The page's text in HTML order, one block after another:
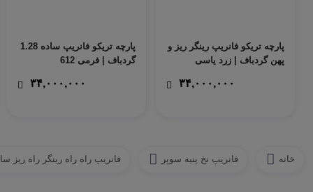
پارچه تریکو فانریپ رینگر ریز و
پهن گردباف | زرد یاسی
۳۴,۰۰۰,۰۰۰
پارچه تریکو فانریپ ساده 1.28
گردباف | فرمی 612
۳۴,۰۰۰,۰۰۰
خانه فانریپ نخ پنبه سوپر فانریپ راه راه رینگر راه ریز